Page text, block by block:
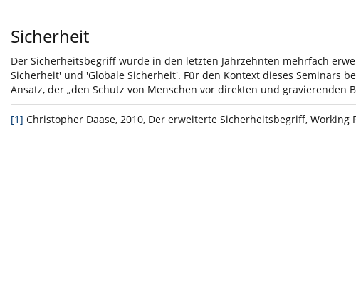
Sicherheit
Der Sicherheitsbegriff wurde in den letzten Jahrzehnten mehrfach
Sicherheit' und 'Globale Sicherheit'. Für den Kontext dieses Seminars
Ansatz, der „den Schutz von Menschen vor direkten und
[1] Christopher Daase, 2010, Der erweiterte Sicherheitsbegriff,